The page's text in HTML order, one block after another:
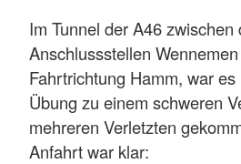
Im Tunnel der A46 zwischen
Anschlussstellen
Fahrtrichtung Hamm, war
Übung zu einem schweren
mehreren Verletzten
Anfahrt war klar: